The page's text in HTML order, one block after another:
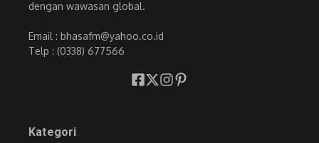
dengan wawasan global.
Email : bhasafm@yahoo.co.id
Telp : (0338) 677566
Kategori